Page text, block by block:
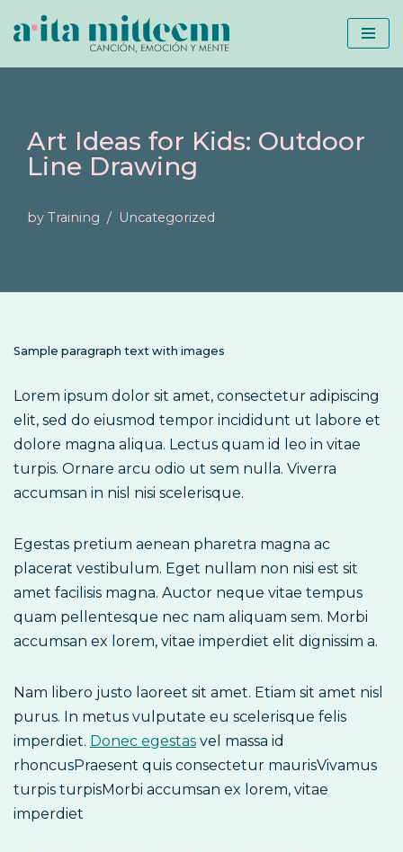
Art Ideas for Kids: Outdoor
Line Drawing
by Training Uncategorized
Sample paragraph text with images
Lorem ipsum dolor sit amet, consectetur adipiscing
elit, sed do eiusmod tempor incididunt ut labore et
dolore magna aliqua. Lectus quam id leo in vitae
turpis. Ornare arcu odio ut sem nulla. Viverra
accumsan in nisl nisi scelerisque.
Egestas pretium aenean pharetra magna ac
placerat vestibulum. Eget nullam non nisi est sit
amet facilisis magna. Auctor neque vitae tempus
quam pellentesque nec nam aliquam sem. Morbi
accumsan ex lorem, vitae imperdiet elit dignissim a.
Nam libero justo laoreet sit amet. Etiam sit amet nisl
purus. In metus vulputate eu scelerisque felis
imperdiet. Donec egestas vel massa id
rhoncusPraesent quis consectetur maurisVivamus
turpis turpisMorbi accumsan ex lorem, vitae
imperdiet